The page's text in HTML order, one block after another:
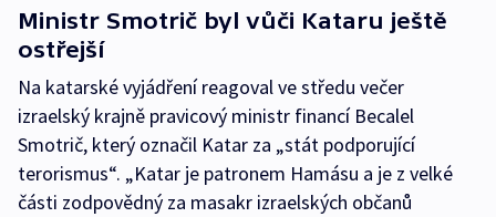
Ministr Smotrič byl vůči Kataru ještě
ostřejší
Na katarské vyjádření reagoval ve středu večer
izraelský krajně pravicový ministr financí Becalel
Smotrič, který označil Katar za „stát podporující
terorismus“. „Katar je patronem Hamásu a je z velké
části zodpovědný za masakr izraelských občanů